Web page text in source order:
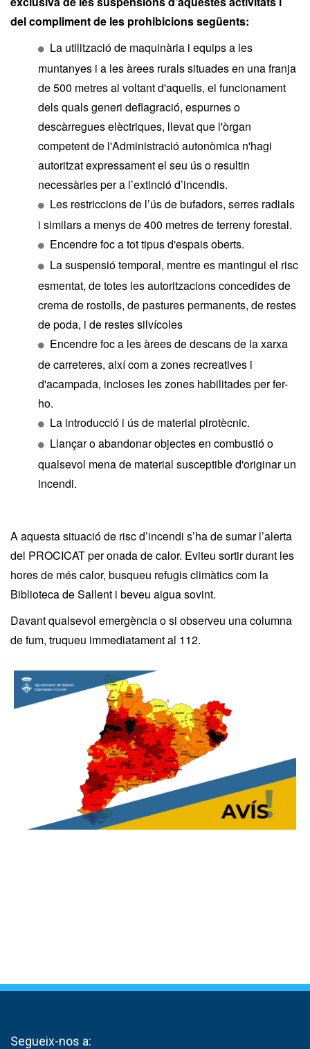
del compliment de les prohibicions següents:
La utilització de maquinària i equips a les
muntanyes i a les àrees rurals situades en una franja
de 500 metres al voltant d'aquells, el funcionament
dels quals generi deflagració, espurnes o
descàrregues elèctriques, llevat que l'òrgan
competent de l'Administració autonòmica n'hagi
autoritzat expressament el seu ús o resultin
necessàries per a l’extinció d’incendis.
Les restriccions de l’ús de bufadors, serres radials
i similars a menys de 400 metres de terreny forestal.
Encendre foc a tot tipus d'espais oberts.
La suspensió temporal, mentre es mantingui el risc
esmentat, de totes les autoritzacions concedides de
crema de rostolls, de pastures permanents, de restes
de poda, i de restes silvícoles
Encendre foc a les àrees de descans de la xarxa
de carreteres, així com a zones recreatives i
d'acampada, incloses les zones habilitades per fer-
ho.
La introducció i ús de material pirotècnic.
Llançar o abandonar objectes en combustió o
qualsevol mena de material susceptible d'originar un
incendi.
A aquesta situació de risc d’incendi s’ha de sumar l’alerta
del PROCICAT per onada de calor. Eviteu sortir durant les
hores de més calor, busqueu refugis climàtics com la
Biblioteca de Sallent i beveu aigua sovint.
Davant qualsevol emergència o si observeu una columna
de fum, truqueu immediatament al 112.
Segueix-nos a: